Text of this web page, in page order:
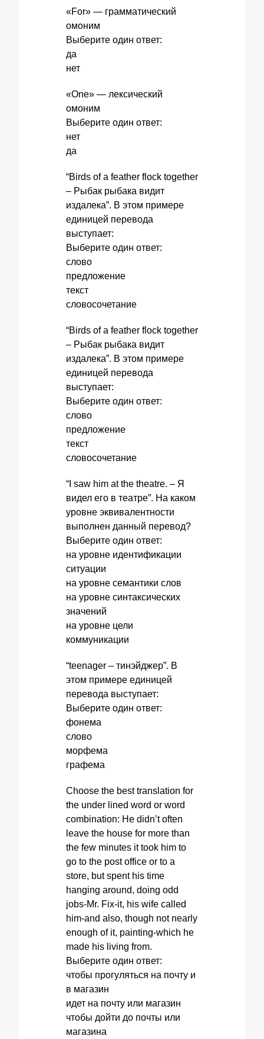
«For» — грамматический
омоним
Выберите один ответ:
да
нет
«One» — лексический
омоним
Выберите один ответ:
нет
да
“Birds of a feather flock together
– Рыбак рыбака видит
издалека”. В этом примере
единицей перевода
выступает:
Выберите один ответ:
слово
предложение
текст
словосочетание
“Birds of a feather flock together
– Рыбак рыбака видит
издалека”. В этом примере
единицей перевода
выступает:
Выберите один ответ:
слово
предложение
текст
словосочетание
“I saw him at the theatre. – Я
видел его в театре”. На каком
уровне эквивалентности
выполнен данный перевод?
Выберите один ответ:
на уровне идентификации
ситуации
на уровне семантики слов
на уровне синтаксических
значений
на уровне цели
коммуникации
“teenager – тинэйджер”. В
этом примере единицей
перевода выступает:
Выберите один ответ:
фонема
слово
морфема
графема
Choose the best translation for
the under lined word or word
combination: He didn’t often
leave the house for more than
the few minutes it took him to
go to the post office or to a
store, but spent his time
hanging around, doing odd
jobs-Mr. Fix-it, his wife called
him-and also, though not nearly
enough of it, painting-which he
made his living from.
Выберите один ответ:
чтобы прогуляться на почту и
в магазин
идет на почту или магазин
чтобы дойти до почты или
магазина